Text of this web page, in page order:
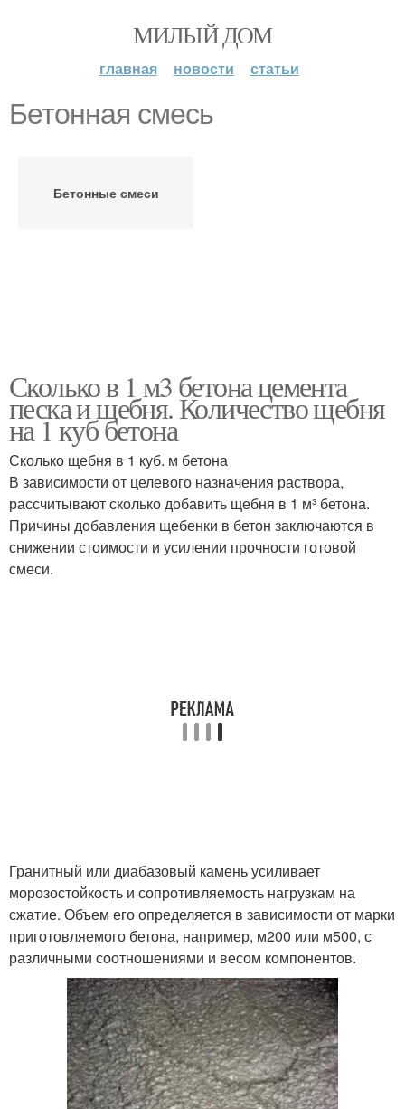
МИЛЫЙ ДОМ
главная новости статьи
Бетонная смесь
Бетонные смеси
Сколько в 1 м3 бетона цемента
песка и щебня. Количество щебня
на 1 куб бетона
Сколько щебня в 1 куб. м бетона
В зависимости от целевого назначения раствора,
рассчитывают сколько добавить щебня в 1 м³ бетона.
Причины добавления щебенки в бетон заключаются в
снижении стоимости и усилении прочности готовой
смеси.
Гранитный или диабазовый камень усиливает
морозостойкость и сопротивляемость нагрузкам на
сжатие. Объем его определяется в зависимости от марки
приготовляемого бетона, например, м200 или м500, с
различными соотношениями и весом компонентов.